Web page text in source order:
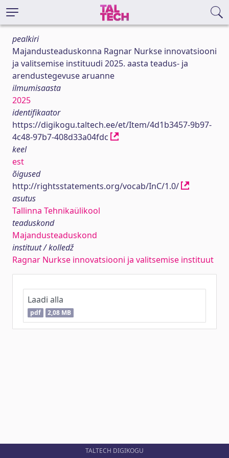
pealkiri
Majandusteaduskonna Ragnar Nurkse innovatsiooni
ja valitsemise instituudi 2025. aasta teadus- ja
arendustegevuse aruanne
ilmumisaasta
2025
identifikaator
https://digikogu.taltech.ee/et/Item/4d1b3457-9b97-
4c48-97b7-408d33a04fdc
keel
est
õigused
http://rightsstatements.org/vocab/InC/1.0/
asutus
Tallinna Tehnikaülikool
teaduskond
Majandusteaduskond
instituut / kolledž
Ragnar Nurkse innovatsiooni ja valitsemise instituut
Laadi alla
pdf 2,08 MB
TALTECH DIGIKOGU